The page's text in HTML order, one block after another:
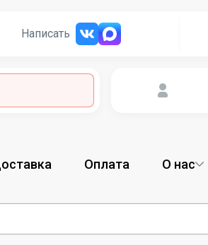
Написать
Оплата О нас